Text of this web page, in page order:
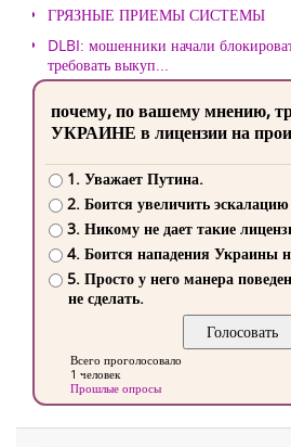
ГРЯЗНЫЕ ПРИЕМЫ СИСТЕМЫ
DLBI: мошенники начали
требовать выкуп...
почему, по вашему мнению,
УКРАИНЕ в лицензии на
1. Уважает Путина.
2. Боится увеличить
3. Никому не дает такие
4. Боится нападения
5. Просто у него манера
не сделать.
Всего проголосовало
1 человек
Прошлые опросы